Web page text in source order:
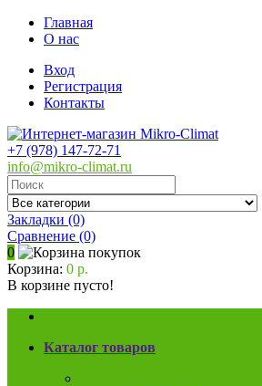
Главная
О нас
Вход
Регистрация
Контакты
+7 (978) 147-72-71
info@mikro-climat.ru
Закладки (0)
Сравнение (0)
0
Корзина: 0 р.
В корзине пусто!
Каталог товаров